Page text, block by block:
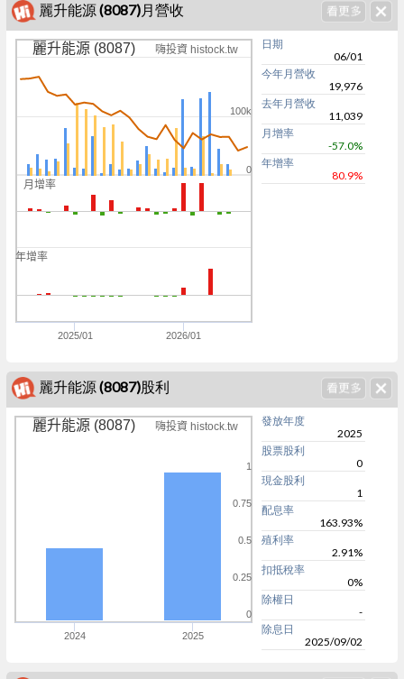
麗升能源 (8087)月營收
月增率
年增率
麗升能源 (8087) 嗨投資 histock.tw
2025/01 2026/01
0
100k
日期
06/01
今年月營收
19,976
去年月營收
11,039
月增率
-57.0%
年增率
80.9%
麗升能源 (8087)股利
麗升能源 (8087) 嗨投資 histock.tw
2024 2025
0
0.25
0.5
0.75
1
發放年度
2025
股票股利
0
現金股利
1
配息率
163.93%
殖利率
2.91%
扣抵稅率
0%
除權日
-
除息日
2025/09/02